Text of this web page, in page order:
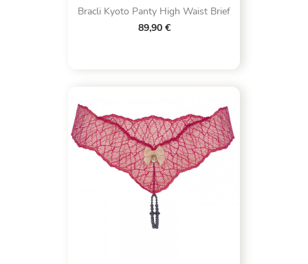
Bracli Kyoto Panty High Waist Brief
89,90 €